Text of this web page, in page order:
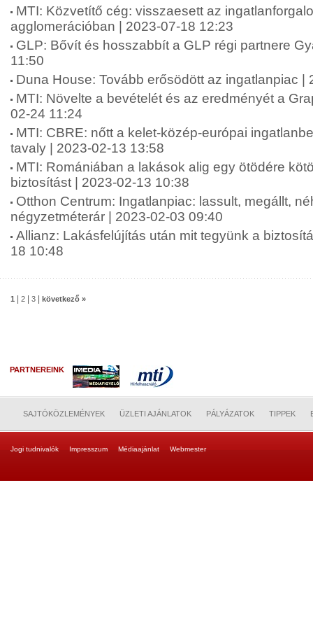
MTI: Közvetítő cég: visszaesett az
agglomerációban | 2023-07-18 12:23
GLP: Bővít és hosszabbít a GLP régi partnere
11:50
Duna House: Tovább erősödött az ingatlanpiac |
MTI: Növelte a bevételét és az eredményét a
02-24 11:24
MTI: CBRE: nőtt a kelet-közép-európai
tavaly | 2023-02-13 13:58
MTI: Romániában a lakások alig egy ötödére
biztosítást | 2023-02-13 10:38
Otthon Centrum: Ingatlanpiac: lassult, megállt,
négyzetméterár | 2023-02-03 09:40
Allianz: Lakásfelújítás után mit tegyünk a
18 10:48
1 2 3 következő »
PARTNEREINK
SAJTÓKÖZLEMÉNYEK ÜZLETI AJÁNLATOK PÁLYÁZATOK TIPPEK
Jogi tudnivalók Impresszum Médiaajánlat Webmester